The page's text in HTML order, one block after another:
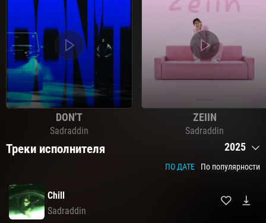
DON'T
Sadraddin
ZEIIN
Sadraddin
Треки исполнителя 2025
ПО ДАТЕ По популярности
Chill
Sadraddin